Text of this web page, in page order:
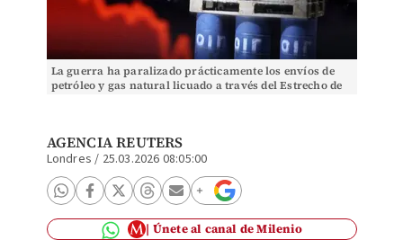
La guerra ha paralizado prácticamente los envíos de
petróleo y gas natural licuado a través del Estrecho de
AGENCIA REUTERS
Londres / 25.03.2026 08:05:00
Únete al canal de Milenio